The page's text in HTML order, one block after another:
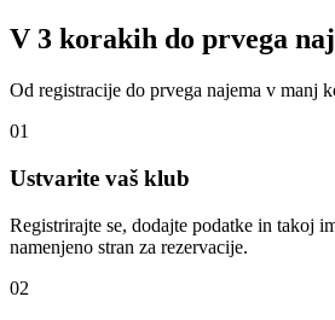
V 3 korakih do prvega
Od registracije do prvega najema v manj
01
Ustvarite vaš klub
Registrirajte se, dodajte podatke in takoj
namenjeno stran za rezervacije.
02